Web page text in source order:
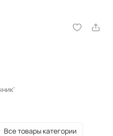
Все товары категории